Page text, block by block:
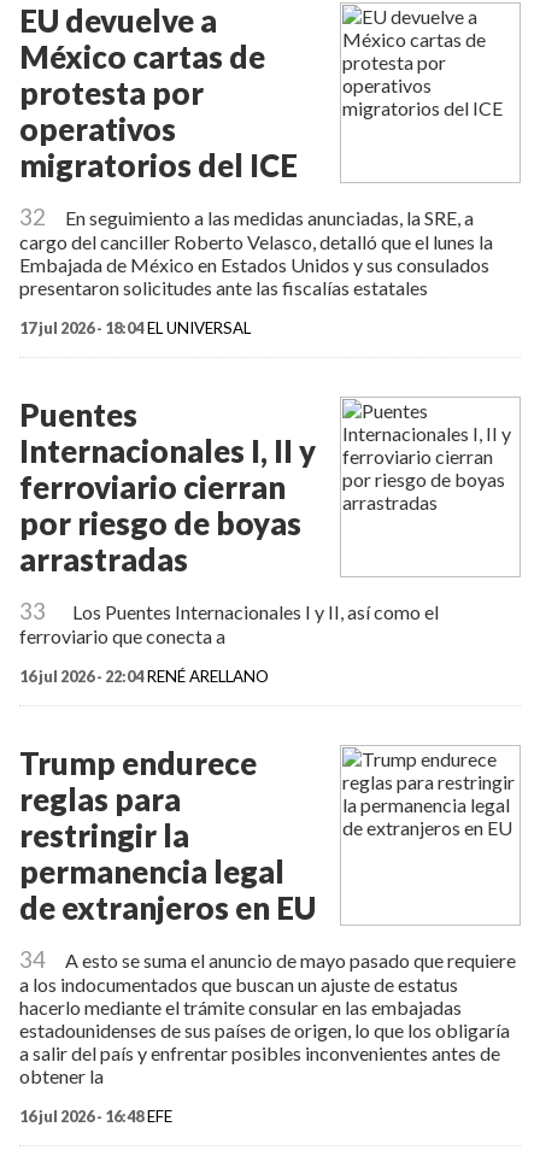
EU devuelve a
México cartas de
protesta por
operativos
migratorios del ICE
32
En seguimiento a las medidas anunciadas, la SRE, a
cargo del canciller Roberto Velasco, detalló que el lunes la
Embajada de México en Estados Unidos y sus consulados
presentaron solicitudes ante las fiscalías estatales
17 jul 2026 - 18:04EL UNIVERSAL
Puentes
Internacionales I, II y
ferroviario cierran
por riesgo de boyas
arrastradas
33
Los Puentes Internacionales I y II, así como el
ferroviario que conecta a
16 jul 2026 - 22:04RENÉ ARELLANO
Trump endurece
reglas para
restringir la
permanencia legal
de extranjeros en EU
34
A esto se suma el anuncio de mayo pasado que requiere
a los indocumentados que buscan un ajuste de estatus
hacerlo mediante el trámite consular en las embajadas
estadounidenses de sus países de origen, lo que los obligaría
a salir del país y enfrentar posibles inconvenientes antes de
obtener la
16 jul 2026 - 16:48EFE